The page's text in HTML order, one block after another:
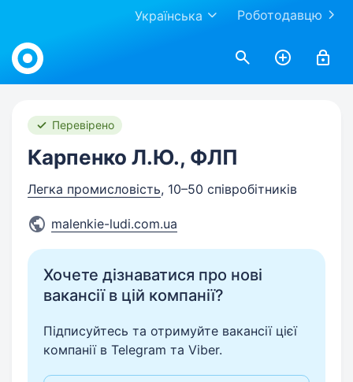
Роботодавцю
Українська
Work.ua
Перевірено
Карпенко Л.Ю., ФЛП
Легка промисловість, 10–50 співробітників
malenkie-ludi.com.ua
Хочете дізнаватися про нові
вакансії в цій компанії?
Підписуйтесь та отримуйте вакансії цієї
компанії в Telegram та Viber.